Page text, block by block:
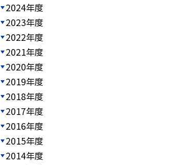
2024年度
2023年度
2022年度
2021年度
2020年度
2019年度
2018年度
2017年度
2016年度
2015年度
2014年度